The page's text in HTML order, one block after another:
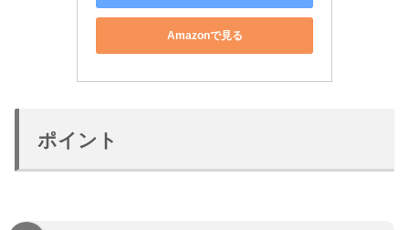
Amazonで見る
ポイント